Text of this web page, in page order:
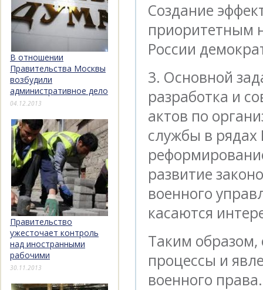
Создание
приоритетным
России
3. Основной
разработка и
актов по
службы в
развитие
военного
касаются
Таким
процессы и
военного права.
В отношении
Правительства Москвы
возбудили
административное дело
04.12.2013
Правительство
ужесточает контроль
над иностранными
рабочими
30.11.2013